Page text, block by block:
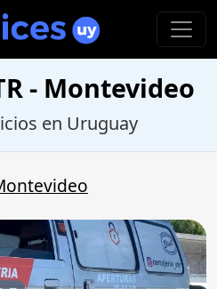
- Montevideo
en Uruguay